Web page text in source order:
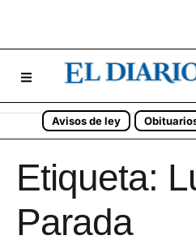
Avisos de ley
Etiqueta:
Parada